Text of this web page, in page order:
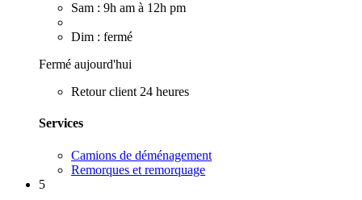
Sam : 9h am à 12h pm
Dim : fermé
Fermé aujourd'hui
Retour client 24 heures
Services
Camions de déménagement
Remorques et remorquage
5